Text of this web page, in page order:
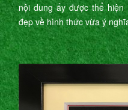
nội dung ấy được thể
đẹp về hình thức vừa ý